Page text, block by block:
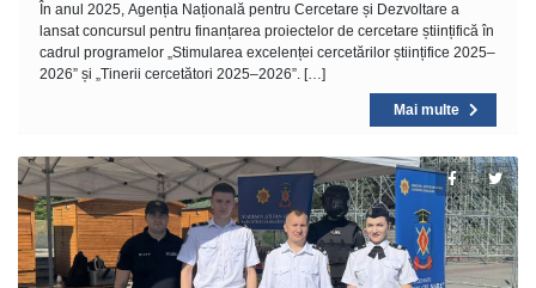
În anul 2025, Agenția Națională pentru Cercetare și Dezvoltare a
lansat concursul pentru finanțarea proiectelor de cercetare științifică în
cadrul programelor „Stimularea excelenței cercetărilor științifice 2025–
2026” și „Tinerii cercetători 2025–2026”. […]
Mai multe